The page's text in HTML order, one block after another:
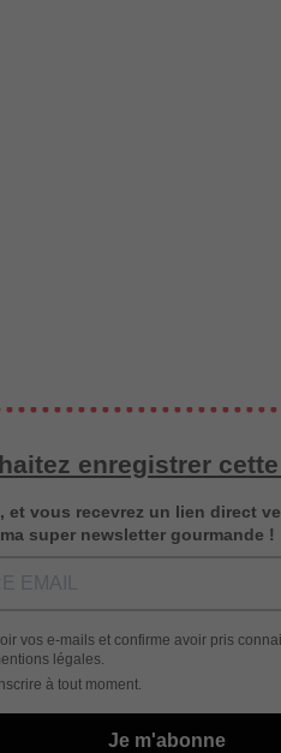
enregistrer
et vous recevrez un lien direct
super newsletter gourmande !
vos e-mails et confirme avoir pris
légales.
à tout moment.
Je m'abonne